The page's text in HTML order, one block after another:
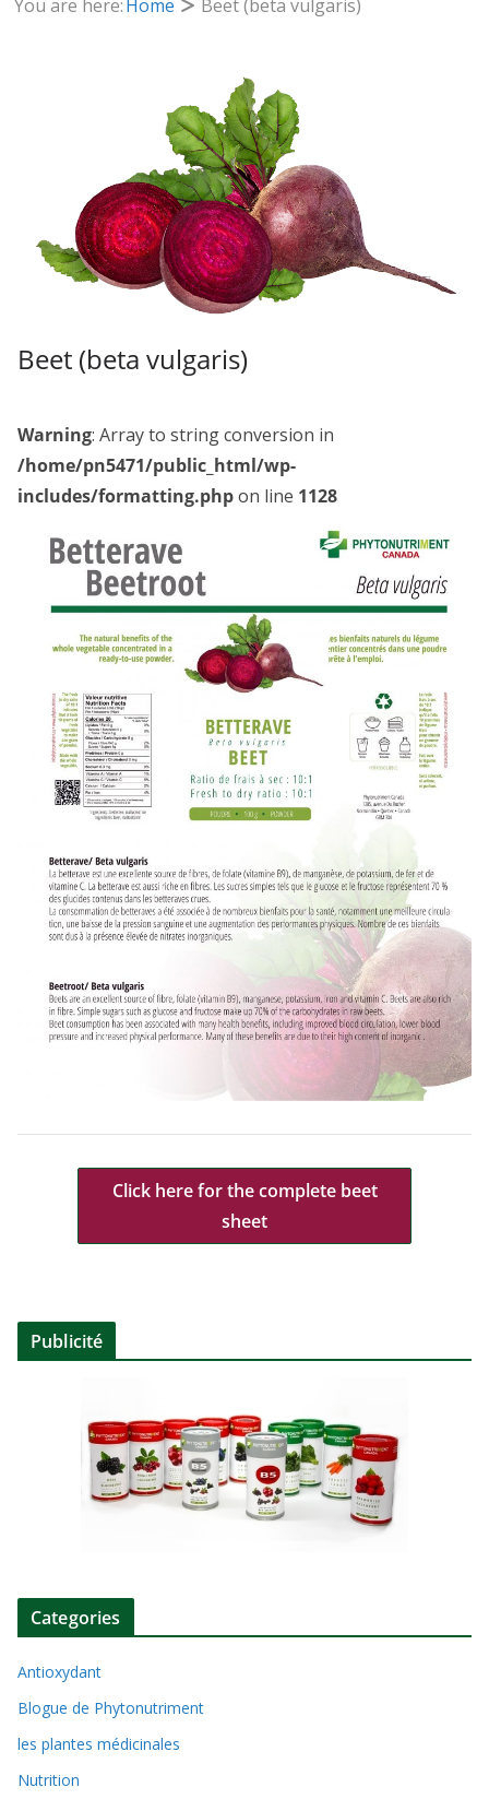
You are here:Home Beet (beta vulgaris)
Beet (beta vulgaris)
Warning: Array to string conversion in
/home/pn5471/public_html/wp-
includes/formatting.phpon line 1128
Click here for the complete beet
sheet
Publicité
Categories
Antioxydant
Blogue de Phytonutriment
les plantes médicinales
Nutrition